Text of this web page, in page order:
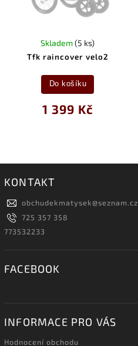
Tfk raincover velo2
Skladem(5 ks)
1 399 Kč
Do košíku
KONTAKT
obchudekmatysek@seznam.cz
725 357 358
773532233
FACEBOOK
INFORMACE PRO VÁS
Hodnocení obchodu